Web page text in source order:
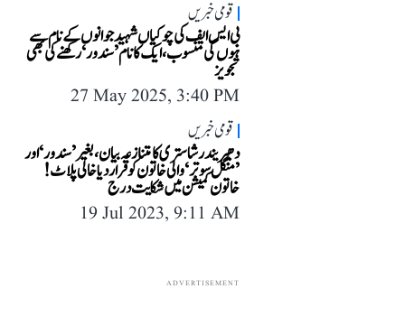
قومی خبریں
بی ایس ایف کی چوکیاں شہید جوانوں کے نام سے
ہوں گی منسوب، ایک کا نام ’سندور‘ رکھنے کی بھی
تجویز
27 May 2025, 3:40 PM
قومی خبریں
دھیریندر شاستری کا متنازعہ بیان، بغیر ’سندور‘ اور
’منگل سوتر‘ والی خاتون کو قرار دیا خالی پلاٹ!
خاتون کمیشن میں شکایت درج
19 Jul 2023, 9:11 AM
ADVERTISEMENT